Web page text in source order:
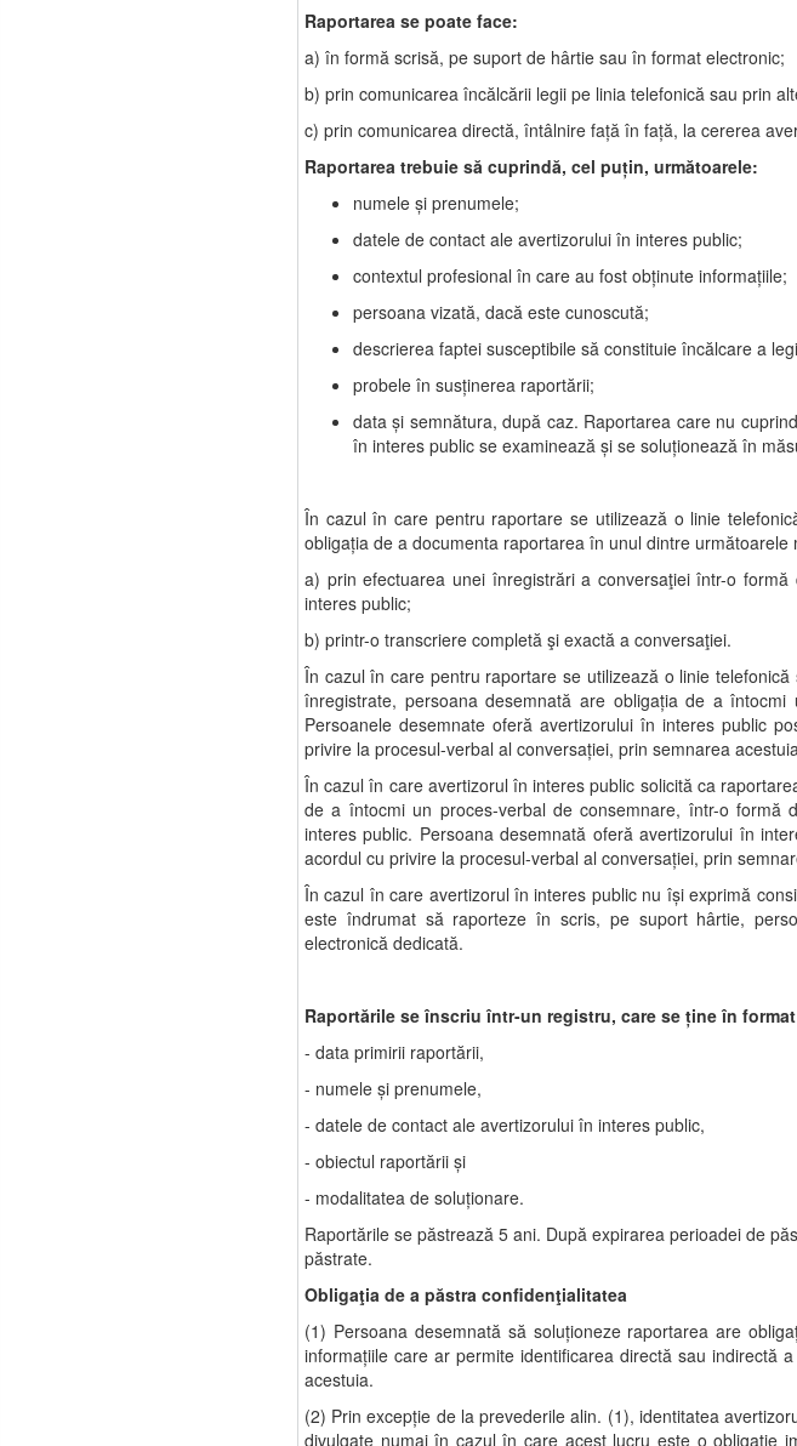
Raportarea se poate face:
a) în formă scrisă, pe suport de hârtie sau în format electronic;
b) prin comunicarea încălcării legii pe linia telefonică sau prin
c) prin comunicarea directă, întâlnire faţă în faţă, la cererea
Raportarea trebuie să cuprindă, cel puţin, următoarele:
numele şi prenumele;
datele de contact ale avertizorului în interes public;
contextul profesional în care au fost obţinute informaţiile;
persoana vizată, dacă este cunoscută;
descrierea faptei susceptibile să constituie încălcare a
probele în susţinerea raportării;
data şi semnătura, după caz. Raportarea care nu
în interes public se examinează şi se soluţionează în
În cazul în care pentru raportare se utilizează o linie
obligaţia de a documenta raportarea în unul dintre următoarele
a) prin efectuarea unei înregistrări a conversaţiei într-o
interes public;
b) printr-o transcriere completă şi exactă a conversaţiei.
În cazul în care pentru raportare se utilizează o linie
înregistrate, persoana desemnată are obligaţia de a
Persoanele desemnate oferă avertizorului în interes public
privire la procesul-verbal al conversaţiei, prin semnarea
În cazul în care avertizorul în interes public solicită ca
de a întocmi un proces-verbal de consemnare, într-o formă
interes public. Persoana desemnată oferă avertizorului în
acordul cu privire la procesul-verbal al conversaţiei, prin
În cazul în care avertizorul în interes public nu îşi exprimă
este îndrumat să raporteze în scris, pe suport hârtie,
electronică dedicată.
Raportările se înscriu într-un registru, care se ține în
- data primirii raportării,
- numele şi prenumele,
- datele de contact ale avertizorului în interes public,
- obiectul raportării şi
- modalitatea de soluţionare.
Raportările se păstrează 5 ani. După expirarea perioadei de
păstrate.
Obligaţia de a păstra confidenţialitatea
(1) Persoana desemnată să soluţioneze raportarea are
informaţiile care ar permite identificarea directă sau indirectă
acestuia.
(2) Prin excepţie de la prevederile alin. (1), identitatea
divulgate numai în cazul în care acest lucru este o obligaţie